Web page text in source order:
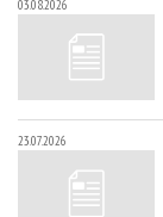
03.08.2026
23.07.2026